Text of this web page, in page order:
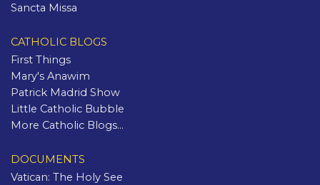
Sancta Missa
CATHOLIC BLOGS
First Things
Mary's Anawim
Patrick Madrid Show
Little Catholic Bubble
More Catholic Blogs...
DOCUMENTS
Vatican: The Holy See